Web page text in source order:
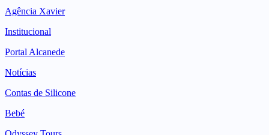
Agência Xavier
Institucional
Portal Alcanede
Notícias
Contas de Silicone
Bebé